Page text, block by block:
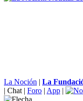
La Noción | La
| Chat | Foro | App |